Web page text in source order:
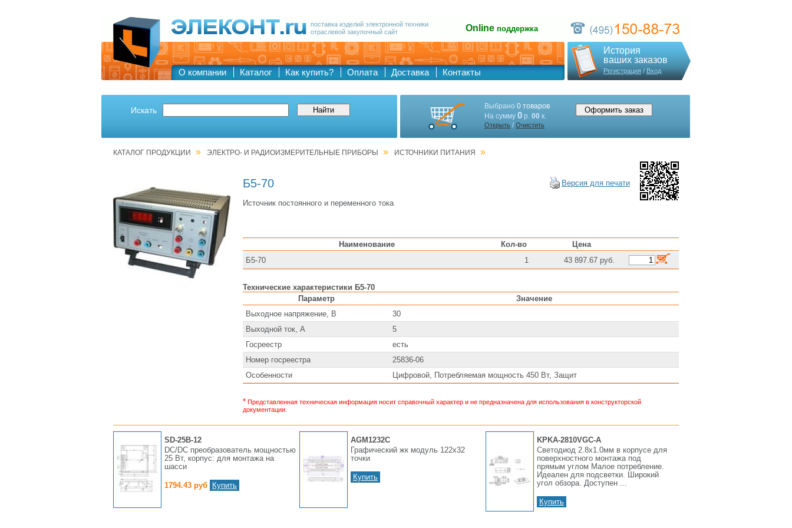
поставка изделий электронной техники
отраслевой закупочный сайт
Online поддержка
О компании Каталог Как купить? Оплата Доставка Контакты
История
ваших заказов
Регистрация/Вход
Искать Выбрано 0 товаров
На сумму 0 р. 00 к.
Открыть /Очистить
КАТАЛОГ ПРОДУКЦИИ » ЭЛЕКТРО- И РАДИОИЗМЕРИТЕЛЬНЫЕ ПРИБОРЫ » ИСТОЧНИКИ ПИТАНИЯ »
Б5-70 Версия для печати
Источник постоянного и переменного тока
Наименование Кол-во
Цена
Б5-70
1 43 897.67 руб.
Технические характеристики Б5-70
Параметр
Значение
Выходное напряжение, В
30
Выходной ток, А
5
Госреестр
есть
Номер госреестра
25836-06
Особенности
Цифровой, Потребляемая мощность 450 Вт, Защит
* Представленная техническая информация носит справочный характер и не предназначена для использования в конструкторской
документации.
SD-25B-12
DC/DC преобразователь мощностью
25 Вт, корпус: для монтажа на
шасси
1794.43 руб Купить
AGM1232C
Графический жк модуль 122х32
точки
Купить
KPKA-2810VGC-A
Светодиод 2.8х1.0мм в корпусе для
поверхностного монтажа под
прямым углом Малое потребление.
Идеален для подсветки. Широкий
угол обзора. Доступен ...
Купить